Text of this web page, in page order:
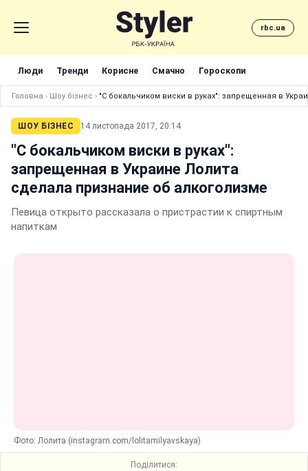
rbc.ua
Люди Тренди Корисне Смачно Гороскопи
Головна › Шоу бізнес › "С бокальчиком виски в руках": запрещенная в
ШОУ БІЗНЕС 14 листопада 2017, 20:14
"С бокальчиком виски в руках":
запрещенная в Украине Лолита
сделала признание об алкоголизме
Певица открыто рассказала о пристрастии к спиртным
напиткам
Фото: Лолита (instagram.com/lolitamilyavskaya)
Поділитися: